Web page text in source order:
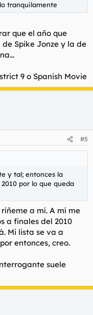
tranquilamente
que el año que
Spike Jonze y la de
9 o Spanish Movie
#5
y tal; entonces la
por lo que queda
a mí. A mí me
a finales del 2010
Mi lista se va a
entonces, creo.
suele